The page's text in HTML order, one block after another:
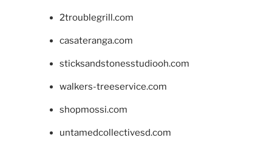
2troublegrill.com
casateranga.com
sticksandstonesstudiooh.com
walkers-treeservice.com
shopmossi.com
untamedcollectivesd.com